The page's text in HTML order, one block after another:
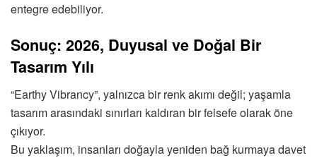
entegre edebiliyor.
Sonuç: 2026, Duyusal ve Doğal Bir
Tasarım Yılı
“Earthy Vibrancy”, yalnızca bir renk akımı değil; yaşamla
tasarım arasındaki sınırları kaldıran bir felsefe olarak öne
çıkıyor.
Bu yaklaşım, insanları doğayla yeniden bağ kurmaya davet